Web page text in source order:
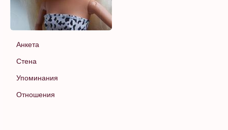
Анкета
Стена
Упоминания
Отношения